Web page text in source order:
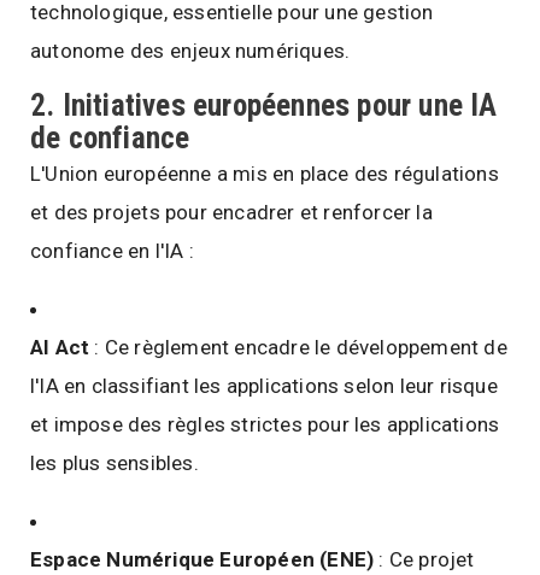
technologique, essentielle pour une gestion
autonome des enjeux numériques.
2. Initiatives européennes pour une IA
de confiance
L'Union européenne a mis en place des régulations
et des projets pour encadrer et renforcer la
confiance en l'IA :
AI Act : Ce règlement encadre le développement de
l'IA en classifiant les applications selon leur risque
et impose des règles strictes pour les applications
les plus sensibles.
Espace Numérique Européen (ENE) : Ce projet